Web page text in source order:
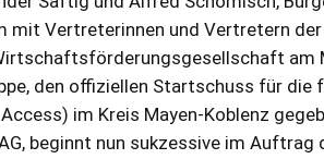
mit Vertreterinnen und Vertretern
am
den offiziellen Startschuss für die
im Kreis Mayen-Koblenz
beginnt nun sukzessive im